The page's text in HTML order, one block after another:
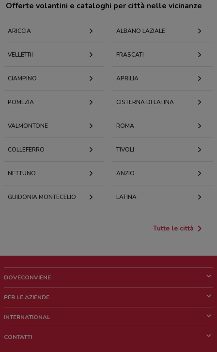
Offerte volantini e cataloghi per città nelle vicinanze
ARICCIA ALBANO LAZIALE
VELLETRI FRASCATI
CIAMPINO APRILIA
POMEZIA CISTERNA DI LATINA
VALMONTONE ROMA
COLLEFERRO TIVOLI
NETTUNO ANZIO
GUIDONIA MONTECELIO LATINA
Tutte le città
DOVECONVIENE
Chi siamo
Lavora con noi
PER LE AZIENDE
Richieste commerciali e marketing
INTERNATIONAL
CONTATTI